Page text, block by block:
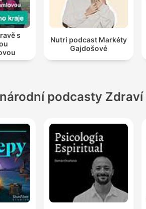
s
Nutri podcast Markéty
Gajdošové
podcasty Zdraví